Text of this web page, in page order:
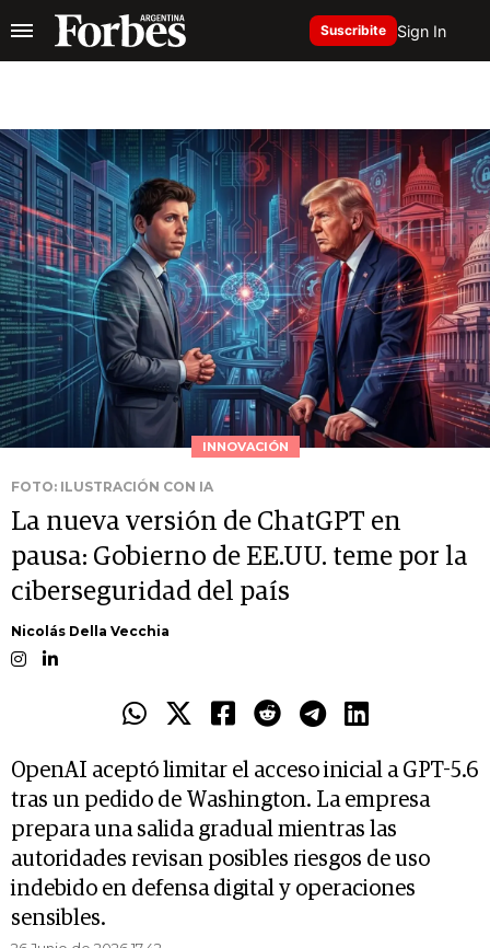
Suscribite Sign In
INNOVACIÓN
FOTO: ILUSTRACIÓN CON IA
La nueva versión de ChatGPT en
pausa: Gobierno de EE.UU. teme por la
ciberseguridad del país
Nicolás Della Vecchia
OpenAI aceptó limitar el acceso inicial a GPT-5.6
tras un pedido de Washington. La empresa
prepara una salida gradual mientras las
autoridades revisan posibles riesgos de uso
indebido en defensa digital y operaciones
sensibles.